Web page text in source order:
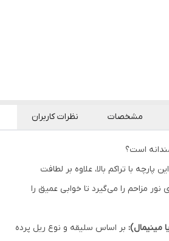
مشخصات نظرات کاربران
است؟
این پارچه با تراکم بالا، علاوه بر لطافت
مزاحم را می‌گیرد تا خوابی عمیق را
مینیمال): بر اساس سلیقه و نوع ریل پرده